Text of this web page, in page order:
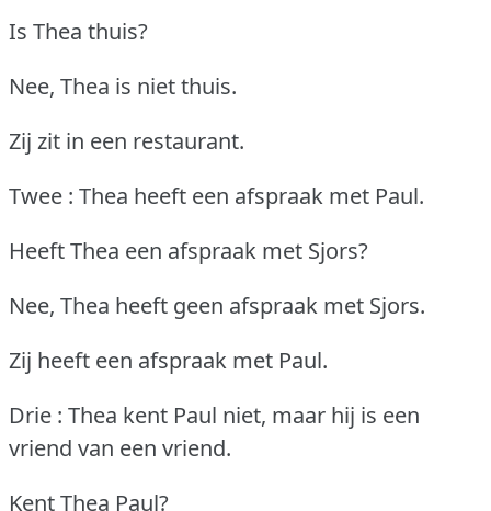
Is Thea thuis?
Nee, Thea is niet thuis.
Zij zit in een restaurant.
Twee : Thea heeft een afspraak met Paul.
Heeft Thea een afspraak met Sjors?
Nee, Thea heeft geen afspraak met Sjors.
Zij heeft een afspraak met Paul.
Drie : Thea kent Paul niet, maar hij is een
vriend van een vriend.
Kent Thea Paul?